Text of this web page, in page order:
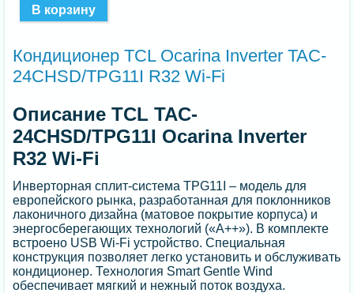
Кондиционер TCL Ocarina Inverter TAC-
24CHSD/TPG11I R32 Wi-Fi
Описание TCL TAC-
24CHSD/TPG11I Ocarina Inverter
R32 Wi-Fi
Инверторная сплит-система TPG11I – модель для
европейского рынка, разработанная для поклонников
лаконичного дизайна (матовое покрытие корпуса) и
энергосберегающих технологий («А++»). В комплекте
встроено USB Wi-Fi устройство. Специальная
конструкция позволяет легко установить и обслуживать
кондиционер. Технология Smart Gentle Wind
обеспечивает мягкий и нежный поток воздуха.